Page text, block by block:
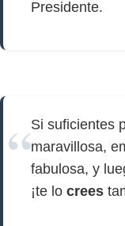
Presidente.
Si suficientes
maravillosa,
fabulosa, y
¡te lo crees